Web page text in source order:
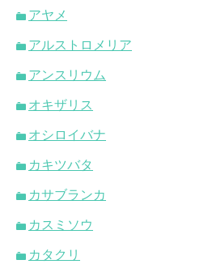
アヤメ
アルストロメリア
アンスリウム
オキザリス
オシロイバナ
カキツバタ
カサブランカ
カスミソウ
カタクリ